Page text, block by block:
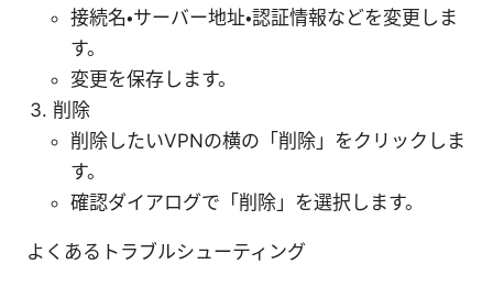
接続名・サーバー地址・認証情報などを変更しま
す。
変更を保存します。
削除
削除したいVPNの横の「削除」をクリックしま
す。
確認ダイアログで「削除」を選択します。
よくあるトラブルシューティング